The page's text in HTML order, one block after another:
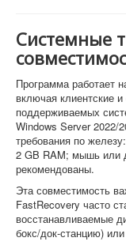
Системные
Программа работает
включая клиентские
поддерживаемых
Windows Server 2022/
требования по
2 GB RAM; мышь или
рекомендованы.
Эта совместимость
FastRecovery часто
восстанавливаемые
бокс/док-станцию)